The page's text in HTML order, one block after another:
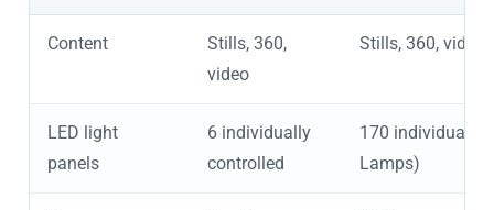
Content
Stills, 360,
video
Stills, 360, video
LED light
panels
6 individually
controlled
170 individually
Lamps)